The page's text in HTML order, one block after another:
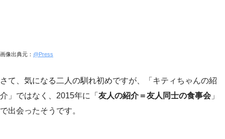
画像出典元： @Press
さて、気になる二人の馴れ初めですが、「キティちゃんの紹
介」ではなく、2015年に「 友人の紹介＝友人同士の食事会 」
で出会ったそうです。